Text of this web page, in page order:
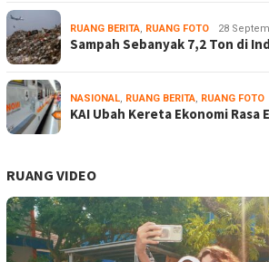
RUANG BERITA, RUANG FOTO 28
Sampah Sebanyak 7,2 Ton di
NASIONAL, RUANG BERITA, RUANG FOTO
KAI Ubah Kereta Ekonomi
RUANG VIDEO